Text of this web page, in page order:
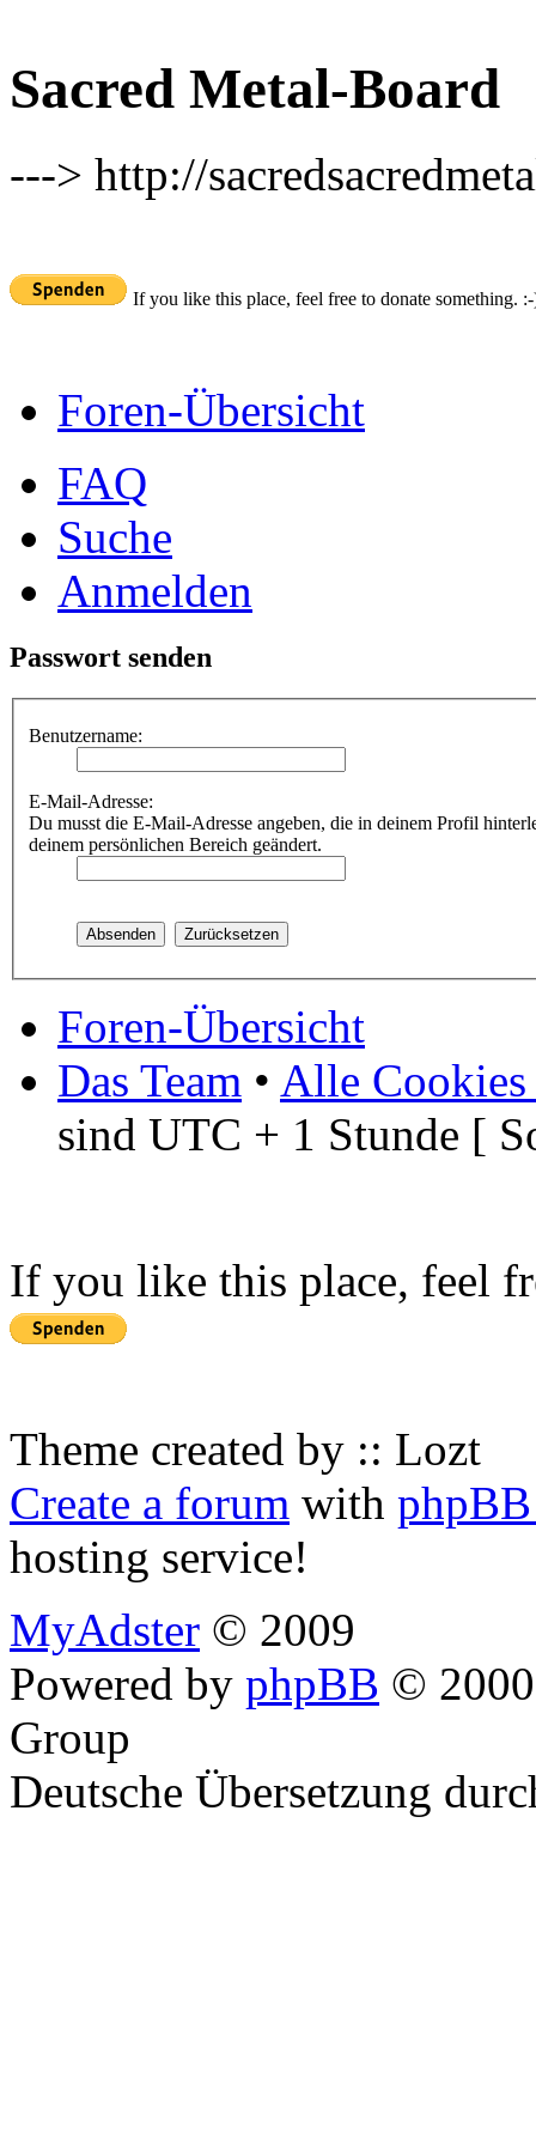
Sacred Metal-Board
---> http://
If you like this place, feel free to donate something.
Foren-Übersicht
FAQ
Suche
Anmelden
Passwort senden
Benutzername:
E-Mail-Adresse:
Du musst die E-Mail-Adresse angeben, die in deinem Profil
deinem persönlichen Bereich geändert.
Foren-Übersicht
Das Team • Alle Cookies
sind UTC + 1 Stunde [
If you like this place, feel
Theme created by :: Lozt
Create a forum with
hosting service!
MyAdster © 2009
Powered by phpBB ©
Group
Deutsche Übersetzung